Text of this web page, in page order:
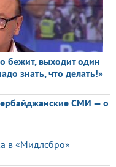
бежит, выходит один
знать, что делать!»
СМИ — о
в «Мидлсбро»